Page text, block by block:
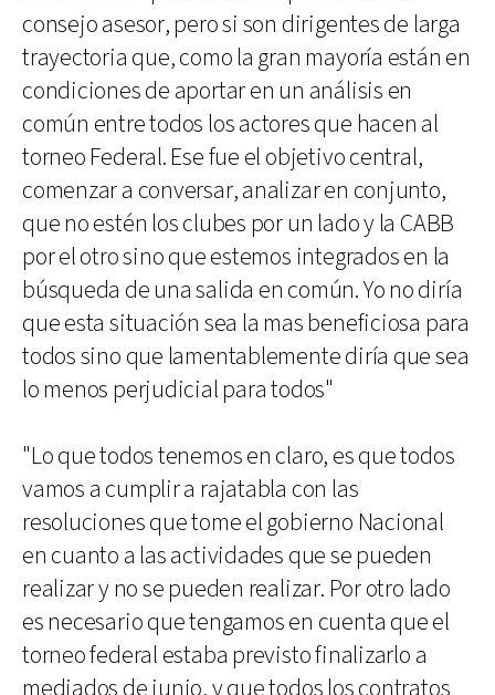
consejo asesor, pero si son dirigentes de larga
trayectoria que, como la gran mayoría están en
condiciones de aportar en un análisis en
común entre todos los actores que hacen al
torneo Federal. Ese fue el objetivo central,
comenzar a conversar, analizar en conjunto,
que no estén los clubes por un lado y la CABB
por el otro sino que estemos integrados en la
búsqueda de una salida en común. Yo no diría
que esta situación sea la mas beneficiosa para
todos sino que lamentablemente diría que sea
lo menos perjudicial para todos"
"Lo que todos tenemos en claro, es que todos
vamos a cumplir a rajatabla con las
resoluciones que tome el gobierno Nacional
en cuanto a las actividades que se pueden
realizar y no se pueden realizar. Por otro lado
es necesario que tengamos en cuenta que el
torneo federal estaba previsto finalizarlo a